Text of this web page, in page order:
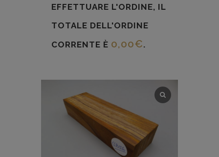
EFFETTUARE L'ORDINE, IL
TOTALE DELL'ORDINE
CORRENTE È 0,00€.